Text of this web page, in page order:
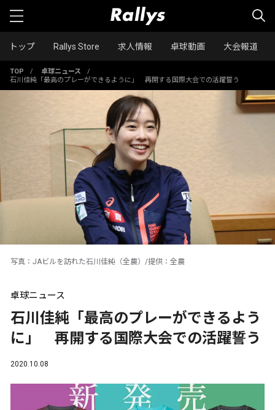
トップ Rallys Store 求人情報 卓球動画 大会報道
TOP / 卓球ニュース
/
石川佳純「最高のプレーができるように」 再開する国際大会での活躍誓う
写真：JAビルを訪れた石川佳純（全農）/提供：全農
卓球ニュース
石川佳純「最高のプレーができるよう
に」 再開する国際大会での活躍誓う
2020.10.08